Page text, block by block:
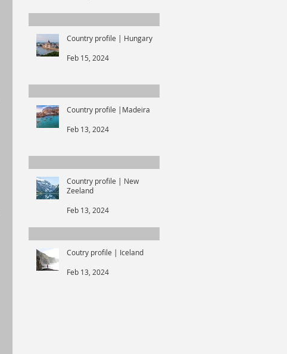
Country profile | Hungary
Feb 15, 2024
Country profile |Madeira
Feb 13, 2024
Country profile | New
Zeeland
Feb 13, 2024
Coutry profile | Iceland
Feb 13, 2024